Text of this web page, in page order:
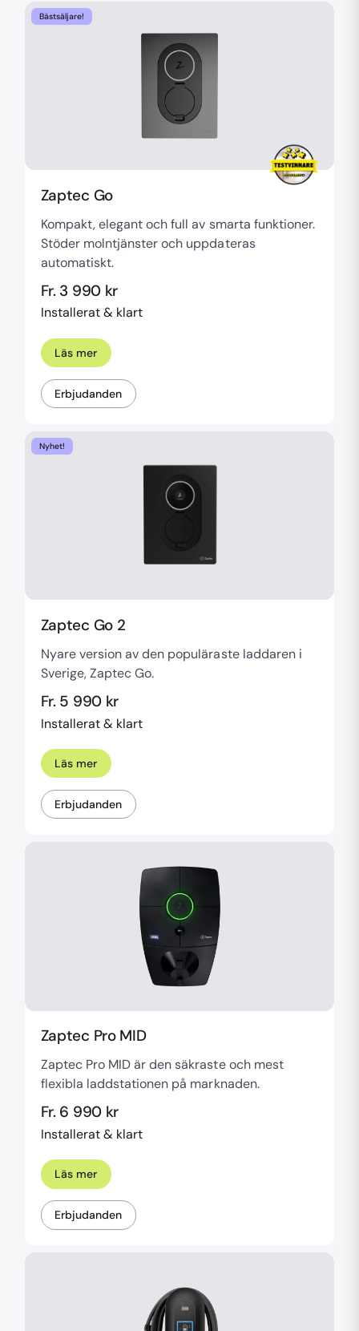
Bästsäljare!
Zaptec Go
Kompakt, elegant och full av smarta funktioner.
Stöder molntjänster och uppdateras
automatiskt.
Fr. 3 990 kr
Installerat & klart
Läs mer
Erbjudanden
Nyhet!
Zaptec Go 2
Nyare version av den populäraste laddaren i
Sverige, Zaptec Go.
Fr. 5 990 kr
Installerat & klart
Läs mer
Erbjudanden
Zaptec Pro MID
Zaptec Pro MID är den säkraste och mest
flexibla laddstationen på marknaden.
Fr. 6 990 kr
Installerat & klart
Läs mer
Erbjudanden